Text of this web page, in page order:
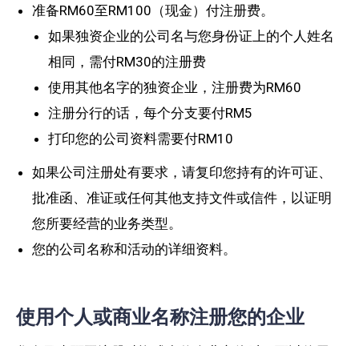
准备RM60至RM100（现金）付注册费。
如果独资企业的公司名与您身份证上的个人姓名
相同，需付RM30的注册费
使用其他名字的独资企业，注册费为RM60
注册分行的话，每个分支要付RM5
打印您的公司资料需要付RM10
如果公司注册处有要求，请复印您持有的许可证、
批准函、准证或任何其他支持文件或信件，以证明
您所要经营的业务类型。
您的公司名称和活动的详细资料。
使用个人或商业名称注册您的企业